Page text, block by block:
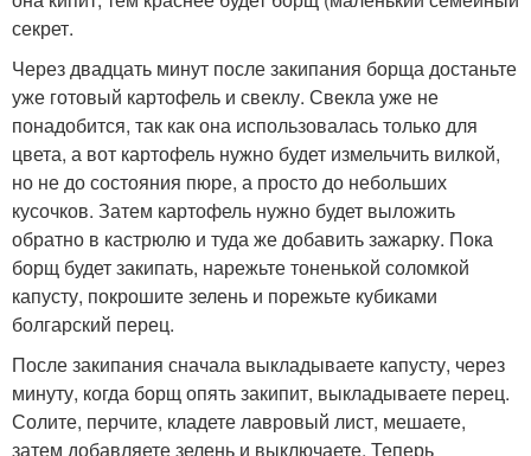
секрет.
Через двадцать минут после закипания борща достаньте
уже готовый картофель и свеклу. Свекла уже не
понадобится, так как она использовалась только для
цвета, а вот картофель нужно будет измельчить вилкой,
но не до состояния пюре, а просто до небольших
кусочков. Затем картофель нужно будет выложить
обратно в кастрюлю и туда же добавить зажарку. Пока
борщ будет закипать, нарежьте тоненькой соломкой
капусту, покрошите зелень и порежьте кубиками
болгарский перец.
После закипания сначала выкладываете капусту, через
минуту, когда борщ опять закипит, выкладываете перец.
Солите, перчите, кладете лавровый лист, мешаете,
затем добавляете зелень и выключаете. Теперь